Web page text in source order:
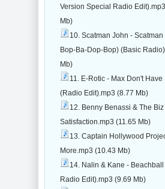
Version Special Radio
Mb)
10. Scatman John -
Bop-Ba-Dop-Bop) (Basic
Mb)
11. E-Rotic - Max Don't Have
(Radio Edit).mp3 (8.77 Mb)
12. Benny Benassi & The Biz
Satisfaction.mp3 (11.65 Mb)
13. Captain Hollywood
More.mp3 (10.43 Mb)
14. Nalin & Kane - Beachball
Radio Edit).mp3 (9.69 Mb)